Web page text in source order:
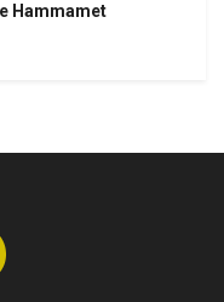
Hammamet